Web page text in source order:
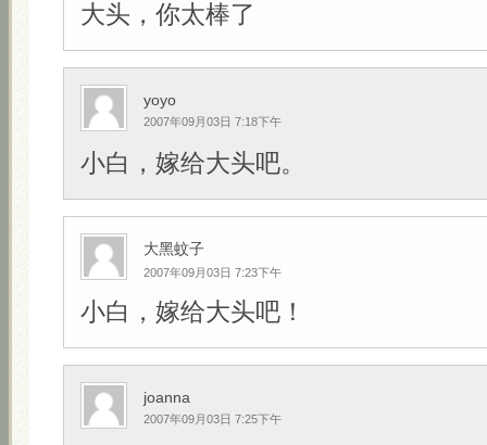
大头，你太棒了
yoyo
2007年09月03日 7:18下午
小白，嫁给大头吧。
大黑蚊子
2007年09月03日 7:23下午
小白，嫁给大头吧！
joanna
2007年09月03日 7:25下午